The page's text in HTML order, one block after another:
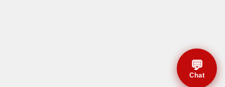
💬
Chat